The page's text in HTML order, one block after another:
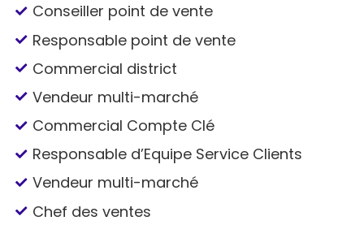
Conseiller point de vente
Responsable point de vente
Commercial district
Vendeur multi-marché
Commercial Compte Clé
Responsable d’Equipe Service Clients
Vendeur multi-marché
Chef des ventes